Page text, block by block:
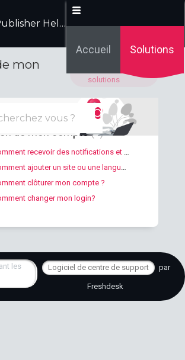
Kwanko Publisher Help Desk
Accueil Solutions
mon
solutions
de mon compte 4
clôturer mon compte ?
changer mon login?
les
Logiciel de centre de support par
Freshdesk